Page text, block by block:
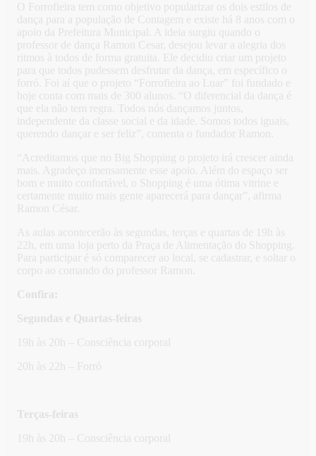
O Forrofieira tem como objetivo popularizar os dois estilos de
dança para a população de Contagem e existe há 8 anos com o
apoio da Prefeitura Municipal. A ideia surgiu quando o
professor de dança Ramon Cesar, desejou levar a alegria dos
ritmos à todos de forma gratuita. Ele decidiu criar um projeto
para que todos pudessem desfrutar da dança, em específico o
forró. Foi aí que o projeto “Forrofieira ao Luar” foi fundado e
hoje conta com mais de 300 alunos. “O diferencial da dança é
que ela não tem regra. Todos nós dançamos juntos,
independente da classe social e da idade. Somos todos iguais,
querendo dançar e ser feliz”, comenta o fundador Ramon.
“Acreditamos que no Big Shopping o projeto irá crescer ainda
mais. Agradeço imensamente esse apoio. Além do espaço ser
bom e muito confortável, o Shopping é uma ótima vitrine e
certamente muito mais gente aparecerá para dançar”, afirma
Ramon César.
As aulas acontecerão às segundas, terças e quartas de 19h às
22h, em uma loja perto da Praça de Alimentação do Shopping.
Para participar é só comparecer ao local, se cadastrar, e soltar o
corpo ao comando do professor Ramon.
Confira:
Segundas e Quartas-feiras
19h às 20h – Consciência corporal
20h às 22h – Forró
Terças-feiras
19h às 20h – Consciência corporal